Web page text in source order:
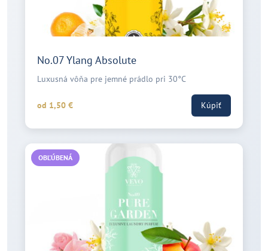
No.07 Ylang Absolute
Luxusná vôňa pre jemné prádlo pri 30°C
od 1,50 € Kúpiť
OBĽÚBENÁ